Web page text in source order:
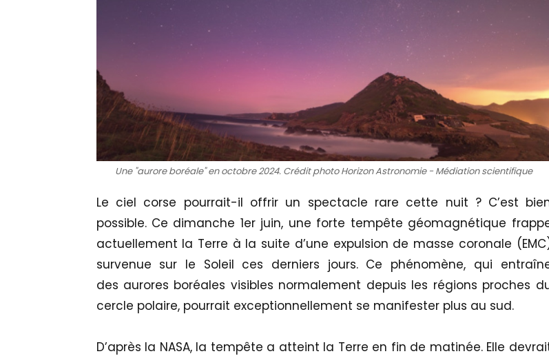
Une "aurore boréale" en octobre 2024. Crédit photo Horizon Astronomie - Médiation scientifique
Le ciel corse pourrait-il offrir un spectacle rare cette nuit ? C’est
possible. Ce dimanche 1er juin, une forte tempête géomagnétique
actuellement la Terre à la suite d’une expulsion de masse coronale
survenue sur le Soleil ces derniers jours. Ce phénomène, qui
des aurores boréales visibles normalement depuis les régions proches
cercle polaire, pourrait exceptionnellement se manifester plus au sud.
D’après la NASA, la tempête a atteint la Terre en fin de matinée. Elle